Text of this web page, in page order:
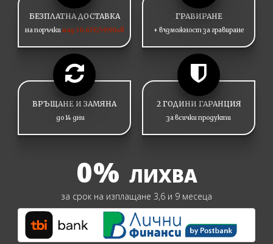
БЕЗПЛАТНА ДОСТАВКА
на поръчкинад 30.67€/59.90лв
ГРАВИРАНЕ
+ възможност за гравиране
ВРЪЩАНЕ И ЗАМЯНА
до 14 дни
2 ГОДИНИ ГАРАНЦИЯ
за всички продукти
0% ЛИХВА
за срок на изплащане 3,6 и 9 месеца